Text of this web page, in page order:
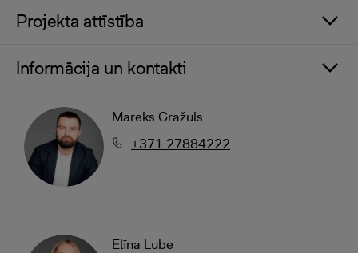
Projekta attīstība
Informācija un kontakti
Mareks Gražuls
+371 27884222
Elīna Lube